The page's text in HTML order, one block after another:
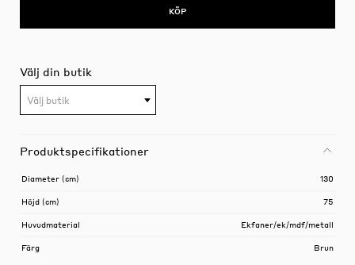
KÖP
Välj din butik
Välj butik
Produktspecifikationer
Diameter (cm) 130
Höjd (cm) 75
Huvudmaterial Ekfaner/ek/mdf/metall
Färg Brun